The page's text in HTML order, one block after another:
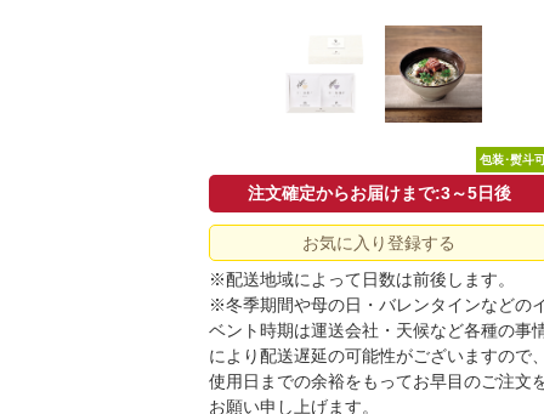
包装･熨斗
注文確定からお届けまで:3～5日後
お気に入り登録する
※配送地域によって日数は前後します。
※冬季期間や母の日・バレンタインなどの
ベント時期は運送会社・天候など各種の事
により配送遅延の可能性がございますので
使用日までの余裕をもってお早目のご注文
お願い申し上げます。